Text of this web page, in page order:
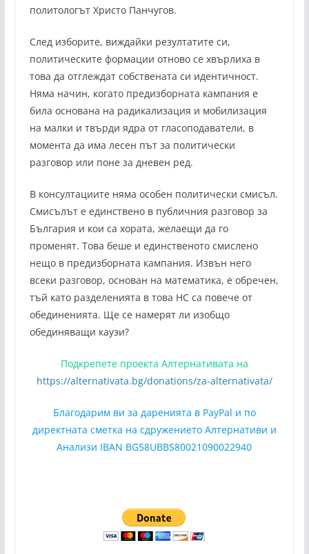
политологът Христо Панчугов.
След изборите, виждайки резултатите си,
политическите формации отново се хвърлиха в
това да отглеждат собствената си идентичност.
Няма начин, когато предизборната кампания е
била основана на радикализация и мобилизация
на малки и твърди ядра от гласоподаватели, в
момента да има лесен път за политически
разговор или поне за дневен ред.
В консултациите няма особен политически смисъл.
Смисълът е единствено в публичния разговор за
България и кои са хората, желаещи да го
променят. Това беше и единственото смислено
нещо в предизборната кампания. Извън него
всеки разговор, основан на математика, е обречен,
тъй като разделенията в това НС са повече от
обединенията. Ще се намерят ли изобщо
обединяващи каузи?
Подкрепете проекта Алтернативата на
https://alternativata.bg/donations/za-alternativata/
Благодарим ви за даренията в PayPal и по
директната сметка на сдружението Алтернативи и
Анализи IBAN BG58UBBS80021090022940